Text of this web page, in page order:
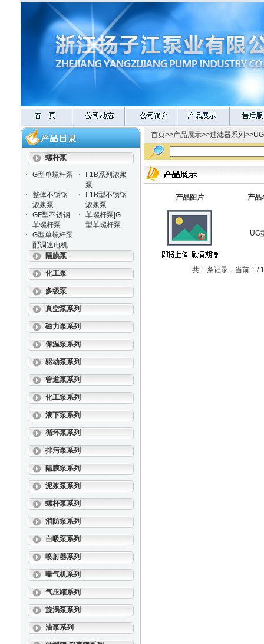
螺杆泵
·
G型单螺杆泵 ·
I-1B系列浓浆
泵
·
整体不锈钢
浓浆泵
·
I-1B型不锈钢
浓浆泵
·
GF型不锈钢
单螺杆泵
·
单螺杆泵|G
型单螺杆泵
·
G型单螺杆泵
配调速电机
隔膜泵
化工泵
多级泵
真空泵系列
磁力泵系列
保温泵系列
驱动泵系列
管道泵系列
化工泵系列
液下泵系列
循环泵系列
排污泵系列
隔膜泵系列
泥浆泵系列
螺杆泵系列
消防泵系列
自吸泵系列
喷射器系列
曝气机系列
气压罐系列
旋涡泵系列
油泵系列
首页>>产品展示>>过滤器系列 >>
产品图片 产品
UG
共 1 条记录，当前 1